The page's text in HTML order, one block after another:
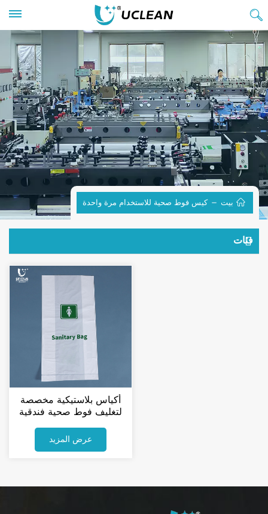
بيت كيس فوط صحية للاستخدام مرة واحدة
فئات
أكياس بلاستيكية مخصصة
لتغليف فوط صحية فندقية
عرض المزيد